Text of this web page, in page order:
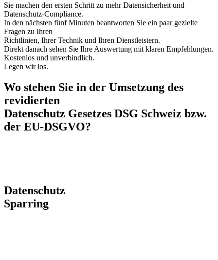
Sie machen den ersten Schritt zu mehr Datensicherheit und
Datenschutz-Compliance.
In den nächsten fünf Minuten beantworten Sie ein paar gezielte
Fragen zu Ihren
Richtlinien, Ihrer Technik und Ihren Dienstleistern.
Direkt danach sehen Sie Ihre Auswertung mit klaren Empfehlungen.
Kostenlos und unverbindlich.
Legen wir los.
Wo stehen Sie in der Umsetzung des
revidierten
Datenschutz Gesetzes DSG Schweiz bzw.
der EU-DSGVO?
Datenschutz
Sparring